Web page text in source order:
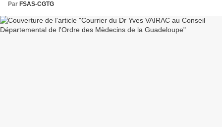
Par FSAS-CGTG